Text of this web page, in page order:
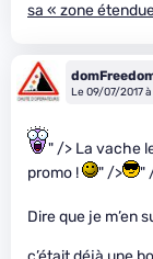
sa « zone
Le 09/07/2017
" /> La vache
promo !
" /> "
Dire que je m’en